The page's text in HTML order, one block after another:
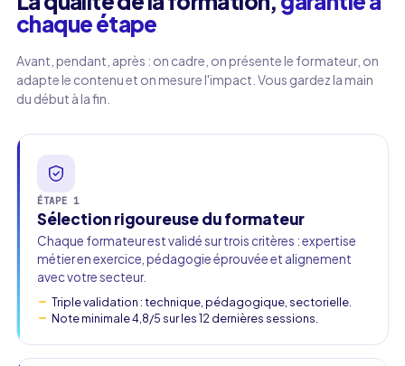
chaque étape
Avant, pendant, après : on cadre, on présente le formateur, on
adapte le contenu et on mesure l'impact. Vous gardez la main
du début à la fin.
ÉTAPE 1
Sélection rigoureuse du formateur
Chaque formateur est validé sur trois critères : expertise
métier en exercice, pédagogie éprouvée et alignement
avec votre secteur.
Triple validation : technique, pédagogique, sectorielle.
Note minimale 4,8/5 sur les 12 dernières sessions.